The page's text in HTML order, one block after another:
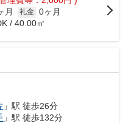
月 礼金 0ヶ月
/ 40.00㎡
」駅 徒歩26分
」駅 徒歩132分